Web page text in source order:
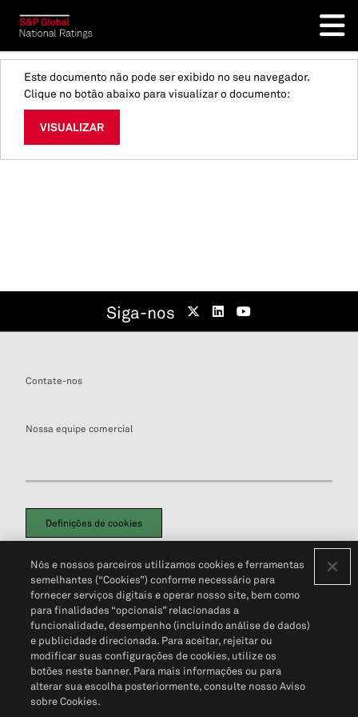
Este documento não pode ser exibido no seu navegador.
Clique no botão abaixo para visualizar o documento:
VISUALIZAR
Siga-nos
Contate-nos
Nossa equipe comercial
Definições de cookies
Política de PrivacidadePortal de privacidade do cliente (em inglês)
Não Venda Minhas Informações Pessoais© 2026 S&P Global
Nós e nossos parceiros utilizamos cookies e ferramentas
semelhantes (“Cookies”) conforme necessário para
fornecer serviços digitais e operar nosso site, bem como
para finalidades “opcionais” relacionadas a
funcionalidade, desempenho (incluindo análise de dados)
e publicidade direcionada. Para aceitar, rejeitar ou
modificar suas configurações de cookies, utilize os
botões neste banner. Para mais informações ou para
alterar sua escolha posteriormente, consulte nosso Aviso
sobre Cookies.